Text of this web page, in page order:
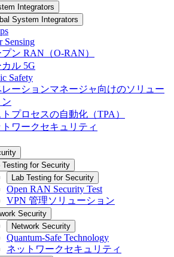
Integrators
System Integrators
Sensing
ン RAN（O-RAN）
カル 5G
Safety
レーションマネージャ向けのソリュー
ン
プロセスの自動化（TPA）
トワークセキュリティ
Testing for Security
Lab Testing for Security
Open RAN Security Test
VPN 管理ソリューション
Security
Network Security
Quantum-Safe Technology
ネットワークセキュリティ